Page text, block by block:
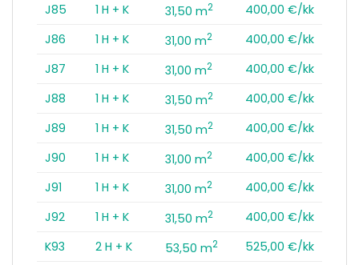
J85
1 H + K 31,50 m2
400,00 €/kk
J86
1 H + K 31,00 m2
400,00 €/kk
J87
1 H + K 31,00 m2
400,00 €/kk
J88
1 H + K 31,50 m2
400,00 €/kk
J89
1 H + K 31,50 m2
400,00 €/kk
J90
1 H + K 31,00 m2
400,00 €/kk
J91
1 H + K 31,00 m2
400,00 €/kk
J92
1 H + K 31,50 m2
400,00 €/kk
K93
2 H + K 53,50 m2
525,00 €/kk